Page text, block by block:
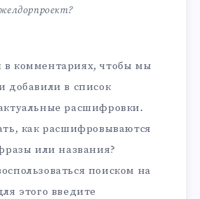
комментариях, чтобы мы
добавили в список
расшифровки.
как расшифровываются
или названия?
поиском на
этого введите